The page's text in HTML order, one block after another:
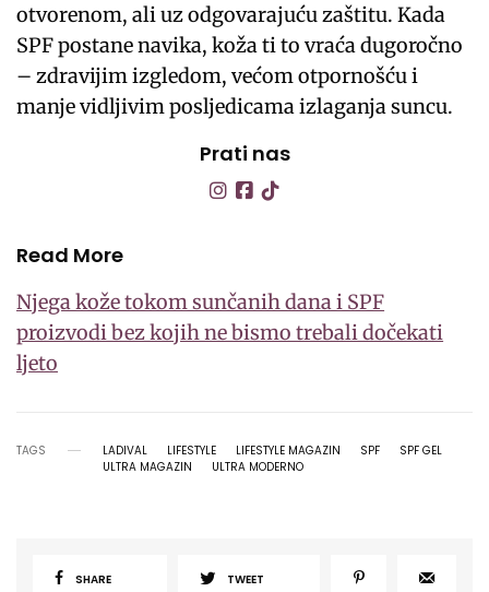
otvorenom, ali uz odgovarajuću zaštitu. Kada
SPF postane navika, koža ti to vraća dugoročno
– zdravijim izgledom, većom otpornošću i
manje vidljivim posljedicama izlaganja suncu.
Prati nas
Read More
Njega kože tokom sunčanih dana i SPF
proizvodi bez kojih ne bismo trebali dočekati
ljeto
TAGS LADIVAL LIFESTYLE LIFESTYLE MAGAZIN SPF
SPF GEL
ULTRA MAGAZIN
ULTRA MODERNO
SHARE TWEET